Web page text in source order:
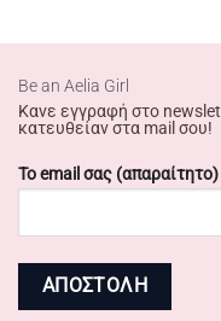
Βe an Αelia Girl
Κανε εγγραφή στο
κατευθείαν στα mail σου!
Το email σας (απαραίτητο)